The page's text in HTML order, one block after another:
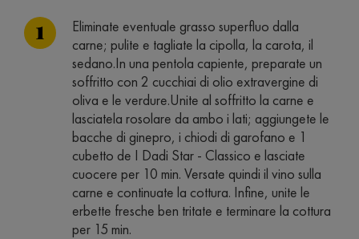
Eliminate eventuale grasso superfluo dalla
carne; pulite e tagliate la cipolla, la carota, il
sedano.In una pentola capiente, preparate un
soffritto con 2 cucchiai di olio extravergine di
oliva e le verdure.Unite al soffritto la carne e
lasciatela rosolare da ambo i lati; aggiungete le
bacche di ginepro, i chiodi di garofano e 1
cubetto de I Dadi Star - Classico e lasciate
cuocere per 10 min. Versate quindi il vino sulla
carne e continuate la cottura. Infine, unite le
erbette fresche ben tritate e terminare la cottura
per 15 min.